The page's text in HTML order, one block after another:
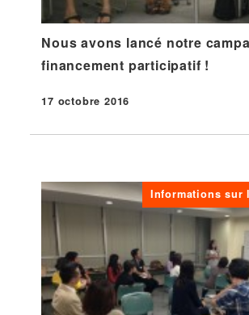
Nous avons lancé notre
financement participatif !
Publié
17 octobre 2016
Informations sur